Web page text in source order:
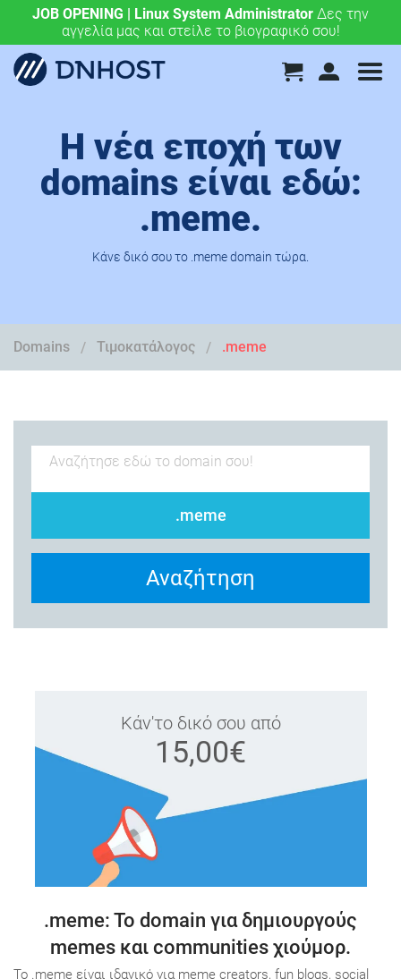
JOB OPENING | Linux System Administrator Δες την
αγγελία μας και στείλε το βιογραφικό σου!
.eu & .ευ domains μόνο 4,90 €/έτος.Χάραξε την
ευρωπαϊκή σου πορεία σήμερα!
Η νέα εποχή των
domains είναι εδώ:
.meme.
Κάνε δικό σου το .meme domain τώρα.
Domains Τιμοκατάλογος .meme
.meme
Αναζήτηση
Κάν'το δικό σου από
15,00€
.meme: To domain για δημιουργούς
memes και communities χιούμορ.
Το .meme είναι ιδανικό για meme creators, fun blogs, social